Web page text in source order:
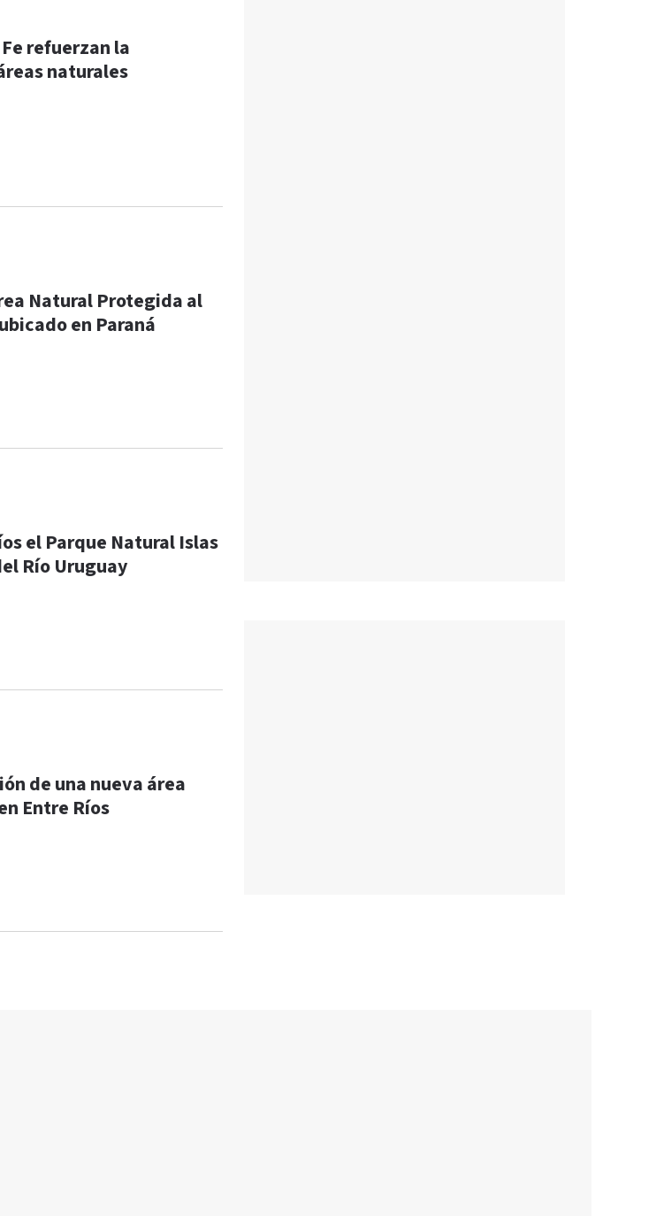
refuerzan la
naturales
Natural Protegida al
en Paraná
el Parque Natural Islas
Río Uruguay
de una nueva área
Entre Ríos